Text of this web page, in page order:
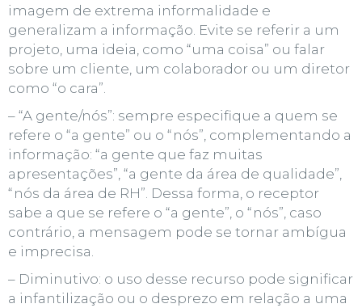
imagem de extrema informalidade e
generalizam a informação. Evite se referir a um
projeto, uma ideia, como “uma coisa” ou falar
sobre um cliente, um colaborador ou um diretor
como “o cara”.
– “A gente/nós”: sempre especifique a quem se
refere o “a gente” ou o “nós”, complementando a
informação: “a gente que faz muitas
apresentações”, “a gente da área de qualidade”,
“nós da área de RH”. Dessa forma, o receptor
sabe a que se refere o “a gente”, o “nós”, caso
contrário, a mensagem pode se tornar ambígua
e imprecisa.
– Diminutivo: o uso desse recurso pode significar
a infantilização ou o desprezo em relação a uma